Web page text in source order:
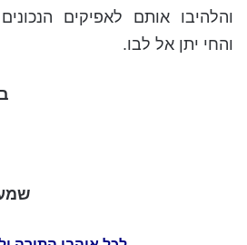
והלהיבו אותם לאפיקים
והחי יתן אל לבו.